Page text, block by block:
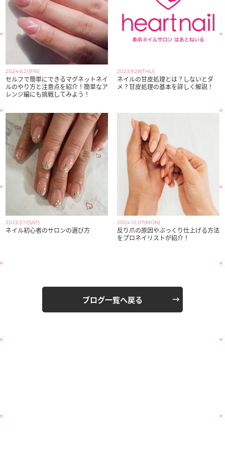
2024.6.21(FRI)
セルフで簡単にできるマグネットネイ
ルのやり方と注意点を紹介！簡単なア
レンジ編にも挑戦してみよう！
2023.9.28(THU)
ネイルの甘皮処理とは？しないとダ
メ？甘皮処理の基本を詳しく解説！
2023.3.11(SAT)
ネイル初心者のサロンの選び方
2024.10.07(MON)
反り爪の原因やぷっくり仕上げる方法
をプロネイリストが紹介！
ブログ一覧へ戻る